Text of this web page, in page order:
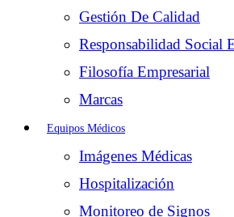
Gestión De Calidad
Responsabilidad Social
Filosofía Empresarial
Marcas
Equipos Médicos
Imágenes Médicas
Hospitalización
Monitoreo de Signos